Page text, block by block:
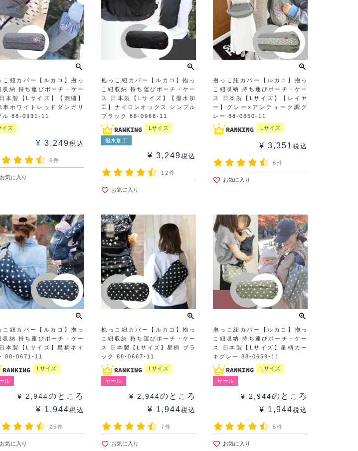
こ紐カバー【ルカコ】抱っ
収納 持ち運びポーチ・ケー
本製【Lサイズ】【刺繍】
車ホワイトレッドダンガリ
ル 88-0931-11
イズ
¥ 3,249税込
6件
お気に入り
抱っこ紐カバー【ルカコ】抱っ
こ紐収納 持ち運びポーチ・ケー
ス 日本製【Lサイズ】【撥水加
工】ナイロンオックス シンプル
ブラック 88-0968-11
Lサイズ
撥水加工
¥ 3,249税込
12件
お気に入り
抱っこ紐カバー【ルカコ】抱っ
こ紐収納 持ち運びポーチ・ケー
ス 日本製【Lサイズ】【レイヤ
ー】グレー×アンティーク調グ
レー 88-0850-11
Lサイズ
¥ 3,351税込
6件
お気に入り
こ紐カバー【ルカコ】抱っ
収納 持ち運びポーチ・ケー
本製【Lサイズ】星柄ネイ
88-0671-11
Lサイズ
ル
¥ 2,944のところ
¥ 1,944税込
26件
お気に入り
抱っこ紐カバー【ルカコ】抱っ
こ紐収納 持ち運びポーチ・ケー
ス 日本製【Lサイズ】星柄 ブラ
ック 88-0667-11
Lサイズ
セール
¥ 2,944のところ
¥ 1,944税込
7件
お気に入り
抱っこ紐カバー【ルカコ】抱っ
こ紐収納 持ち運びポーチ・ケー
ス 日本製【Lサイズ】星柄カー
キグレー 88-0659-11
Lサイズ
セール
¥ 2,944のところ
¥ 1,944税込
5件
お気に入り